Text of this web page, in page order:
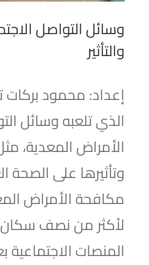
وسائل التواصل
والتأثير
إعداد: محمود
الذي تلعبه وسائل
الأمراض المعدية،
وتأثيرها على الصحة
مكافحة الأمراض
لأكثر من نصف سكان
المنصات